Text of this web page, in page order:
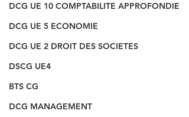
DCG UE 10 COMPTABILITE APPROFONDIE
DCG UE 5 ECONOMIE
DCG UE 2 DROIT DES SOCIETES
DSCG UE4
BTS CG
DCG MANAGEMENT